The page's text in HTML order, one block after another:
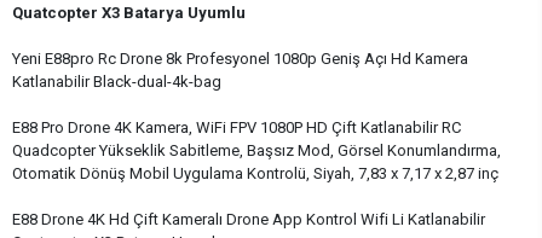
Quatcopter X3 Batarya Uyumlu
Yeni E88pro Rc Drone 8k Profesyonel 1080p Geniş Açı Hd Kamera
Katlanabilir Black-dual-4k-bag
E88 Pro Drone 4K Kamera, WiFi FPV 1080P HD Çift Katlanabilir RC
Quadcopter Yükseklik Sabitleme, Başsız Mod, Görsel Konumlandırma,
Otomatik Dönüş Mobil Uygulama Kontrolü, Siyah, 7,83 x 7,17 x 2,87 inç
E88 Drone 4K Hd Çift Kameralı Drone App Kontrol Wifi Li Katlanabilir